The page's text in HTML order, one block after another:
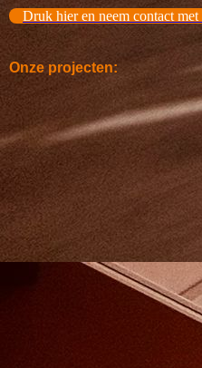
Druk hier en neem contact
Onze projecten: